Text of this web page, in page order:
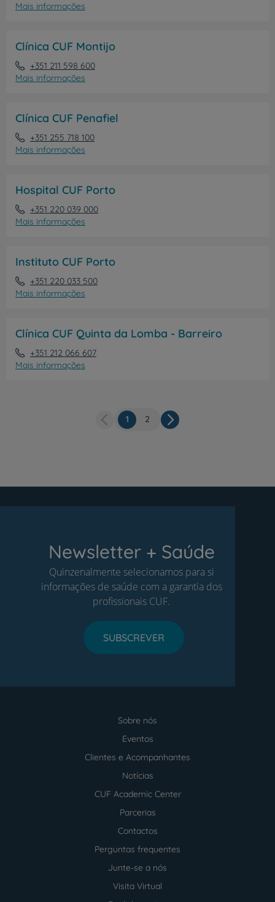
Mais informações
Clínica CUF Montijo
+351 211 598 600
Mais informações
Clínica CUF Penafiel
+351 255 718 100
Mais informações
Hospital CUF Porto
+351 220 039 000
Mais informações
Instituto CUF Porto
+351 220 033 500
Mais informações
Clínica CUF Quinta da Lomba - Barreiro
+351 212 066 607
Mais informações
Paginação
Página
1 Página
2
Newsletter + Saúde
Quinzenalmente selecionamos para si
informações de saúde com a garantia dos
profissionais CUF.
SUBSCREVER
Sobre nós
Eventos
Clientes e Acompanhantes
Notícias
CUF Academic Center
Parcerias
Contactos
Perguntas frequentes
Junte-se a nós
Visita Virtual